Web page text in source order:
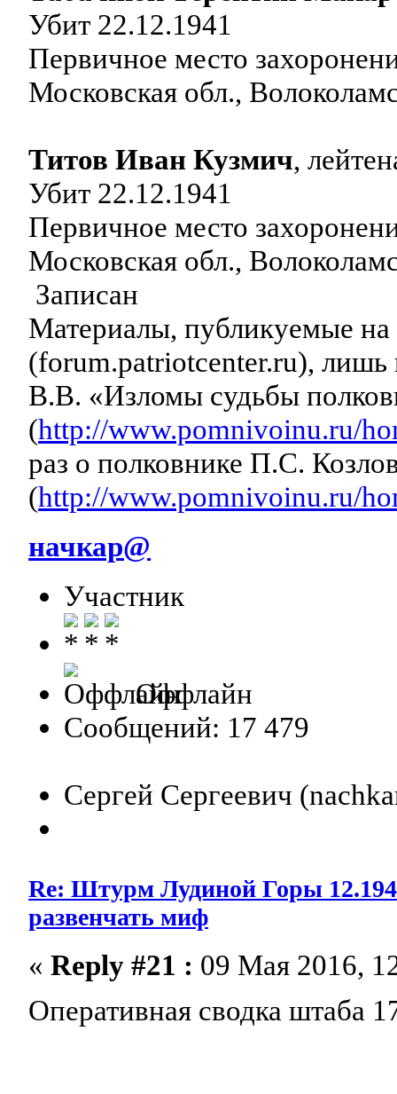
Убит 22.12.1941
Первичное место
Московская обл.,
Титов Иван Кузмич,
Убит 22.12.1941
Первичное место
Московская обл.,
Записан
Материалы, публикуемые
(forum.patriotcenter.ru), лишь
В.В. «Изломы судьбы
(http://www.pomnivoinu.ru/
раз о полковнике П.С.
(http://www.pomnivoinu.ru/
начкар@
Участник
Оффлайн
Сообщений: 17 479
Сергей Сергеевич
Re: Штурм Лудиной Горы
развенчать миф
«Reply #21 : 09 Мая 2016,
Оперативная сводка штаба